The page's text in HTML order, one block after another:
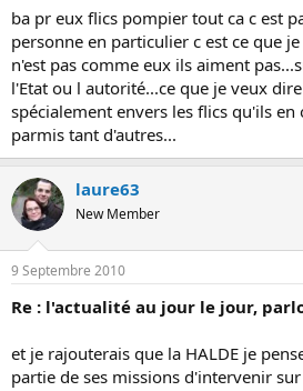
ba pr eux flics pompier tout ca c est
personne en particulier c est ce que
n'est pas comme eux ils aiment
l'Etat ou l autorité...ce que je veux
spécialement envers les flics qu'ils en
parmis tant d'autres...
laure63
New Member
9 Septembre 2010
Re : l'actualité au jour le jour,
et je rajouterais que la HALDE je
partie de ses missions d'intervenir